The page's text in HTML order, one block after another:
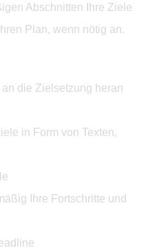
Abschnitten Ihre Ziele
Plan, wenn nötig an.
die Zielsetzung heran
in Form von Texten,
Ihre Fortschritte und